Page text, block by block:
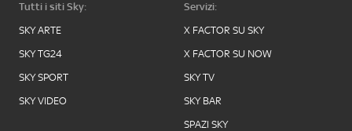
Tutti i siti Sky:
SKY ARTE
SKY TG24
SKY SPORT
SKY VIDEO
Servizi:
X FACTOR SU SKY
X FACTOR SU NOW
SKY TV
SKY BAR
SPAZI SKY